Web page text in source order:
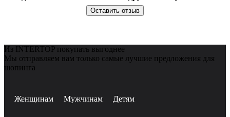
Оставить отзыв
Из INTERTOP покупать выгоднее
Мы отправляем вам только самые лучшие предложения для
шопинга
Женщинам Мужчинам Детям